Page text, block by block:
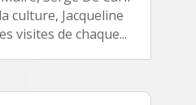
culture, Jacqueline
visites de chaque...